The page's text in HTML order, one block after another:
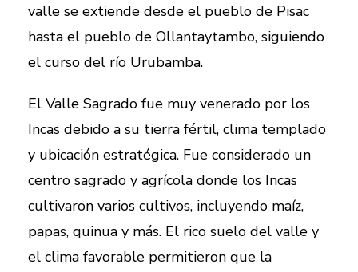
valle se extiende desde el pueblo de Pisac
hasta el pueblo de Ollantaytambo, siguiendo
el curso del río Urubamba.
El Valle Sagrado fue muy venerado por los
Incas debido a su tierra fértil, clima templado
y ubicación estratégica. Fue considerado un
centro sagrado y agrícola donde los Incas
cultivaron varios cultivos, incluyendo maíz,
papas, quinua y más. El rico suelo del valle y
el clima favorable permitieron que la